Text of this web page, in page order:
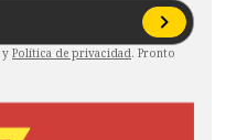
y Política de privacidad. Pronto